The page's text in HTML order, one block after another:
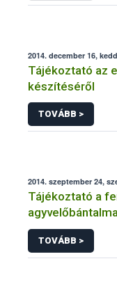
2014. december 16, kedd
Tájékoztató az
készítéséről
TOVÁBB >
2014. szeptember 24,
Tájékoztató a
TOVÁBB >